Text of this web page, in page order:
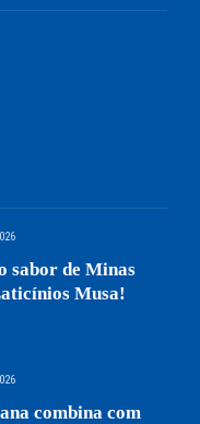
sabor de Minas
Musa!
combina com